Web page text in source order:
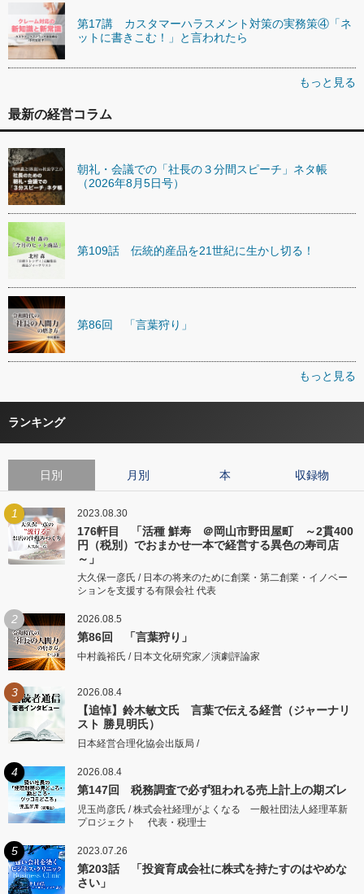
第17講 カスタマーハラスメント対策の実務策④「ネ
ットに書きこむ！」と言われたら
もっと見る
最新の経営コラム
朝礼・会議での「社長の３分間スピーチ」ネタ帳
（2026年8月5日号）
第109話 伝統的産品を21世紀に生かし切る！
第86回 「言葉狩り」
もっと見る
ランキング
日別 月別 本 収録物
1 2023.08.30
176軒目 「活種 鮮寿 ＠岡山市野田屋町 ～2貫400
円（税別）でおまかせ一本で経営する異色の寿司店
～」
大久保一彦氏 / 日本の将来のために創業・第二創業・イノベー
ションを支援する有限会社 代表
2 2026.08.5
第86回 「言葉狩り」
中村義裕氏 / 日本文化研究家／演劇評論家
3 2026.08.4
【追悼】鈴木敏文氏 言葉で伝える経営（ジャーナリ
スト 勝見明氏）
日本経営合理化協会出版局 /
4 2026.08.4
第147回 税務調査で必ず狙われる売上計上の期ズレ
児玉尚彦氏 / 株式会社経理がよくなる 一般社団法人経理革新
プロジェクト 代表・税理士
5 2023.07.26
第203話 「投資育成会社に株式を持たすのはやめな
さい」